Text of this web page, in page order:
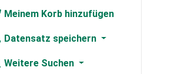
Meinem Korb hinzufügen
Datensatz speichern
Weitere Suchen